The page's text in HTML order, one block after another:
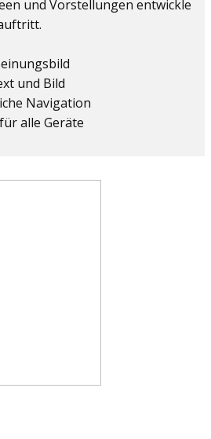
und Vorstellungen entwickle
und Bild
Navigation
alle Geräte